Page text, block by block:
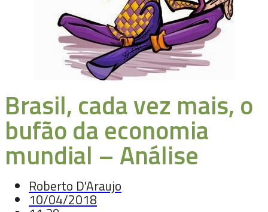
Brasil, cada vez mais, o
bufão da economia
mundial – Análise
Roberto D'Araujo
10/04/2018